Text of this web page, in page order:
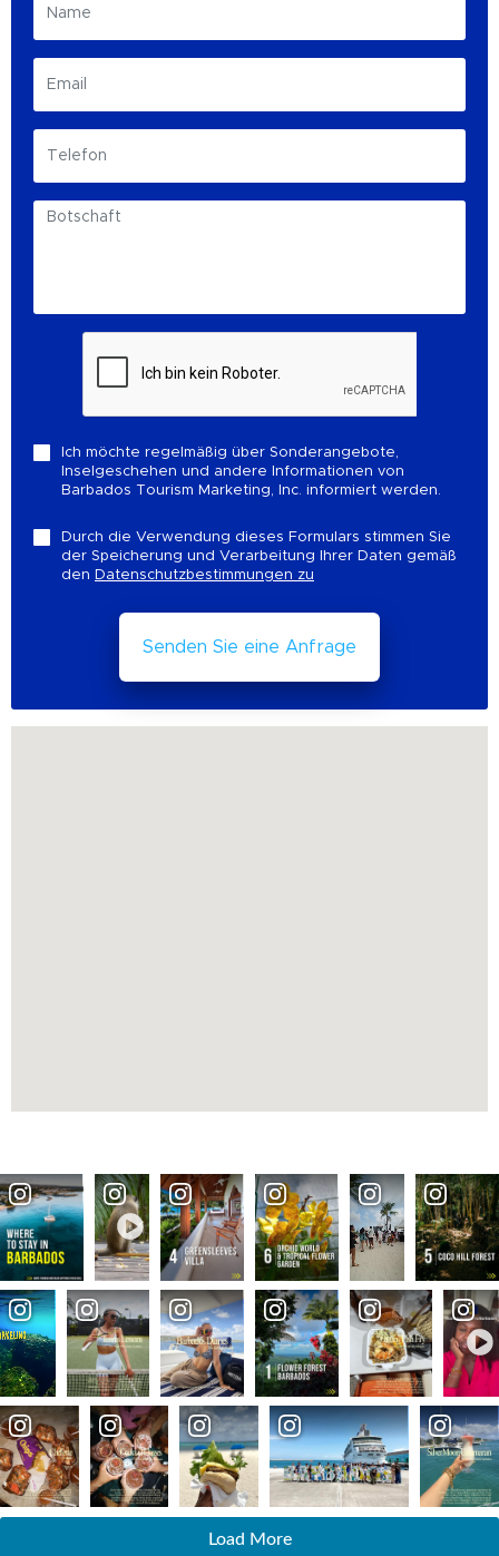
Ich möchte regelmäßig über Sonderangebote,
Inselgeschehen und andere Informationen von
Barbados Tourism Marketing, Inc. informiert werden.
Durch die Verwendung dieses Formulars stimmen Sie
der Speicherung und Verarbeitung Ihrer Daten gemäß
den Datenschutzbestimmungen zu
Load More